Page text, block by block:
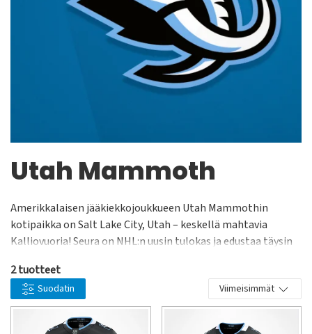
Utah Mammoth
Amerikkalaisen jääkiekkojoukkueen Utah Mammothin
kotipaikka on Salt Lake City, Utah – keskellä mahtavia
Kalliovuoria! Seura on NHL:n uusin tulokas ja edustaa täysin
nähdään kaudella 2025/26, ja joukkueella on kovat tavoitteet
asettua heti haastajaksi liigan huipulle. Mammoth-nimi, joka
yhdistetään vahvuuteen ja pysäyttämättömään voimaan,
heijastelee joukkueen aikeita edetä nopeasti Stanley Cup -
2 tuotteet
Suodatin Viimeisimmät